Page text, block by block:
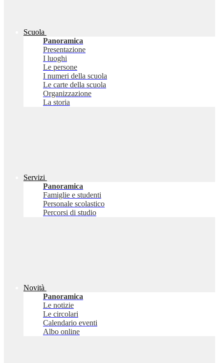
Scuola
Panoramica
Presentazione
I luoghi
Le persone
I numeri della scuola
Le carte della scuola
Organizzazione
La storia
Servizi
Panoramica
Famiglie e studenti
Personale scolastico
Percorsi di studio
Novità
Panoramica
Le notizie
Le circolari
Calendario eventi
Albo online